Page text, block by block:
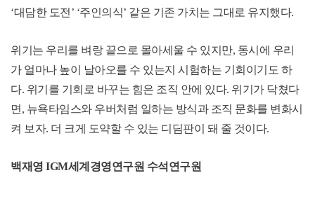
‘대담한 도전 ’ ‘주인의식’ 같은 기존 가치는 그대로 유지했다.
위기는 우리를 벼랑 끝으로 몰아세울 수 있지만, 동시에 우리
가 얼마나 높이 날아오를 수 있는지 시험하는 기회이기도 하
다. 위기를 기회로 바꾸는 힘은 조직 안에 있다. 위기가 닥쳤다
면 , 뉴욕타임스와 우버처럼 일하는 방식과 조직 문화를 변화시
켜 보자. 더 크게 도약할 수 있는 디딤판이 돼 줄 것이다.
백재영 IGM세계경영연구원 수석연구원